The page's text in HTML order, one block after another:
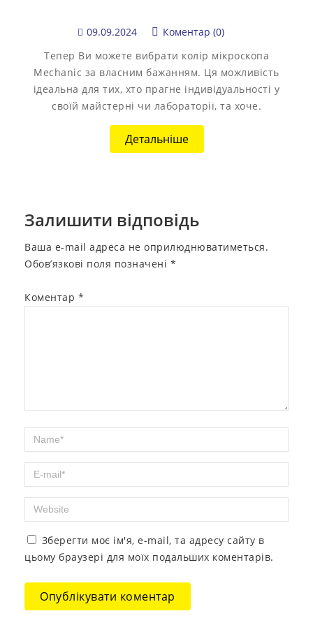
09.09.2024
Коментар (0)
Тепер Ви можете вибрати колір мікроскопа
Mechanic за власним бажанням. Ця можливість
ідеальна для тих, хто прагне індивідуальності у
своїй майстерні чи лабораторії, та хоче.
Детальніше
Залишити відповідь
Ваша e-mail адреса не оприлюднюватиметься.
Обов’язкові поля позначені *
Коментар *
Зберегти моє ім'я, e-mail, та адресу сайту в
цьому браузері для моїх подальших коментарів.